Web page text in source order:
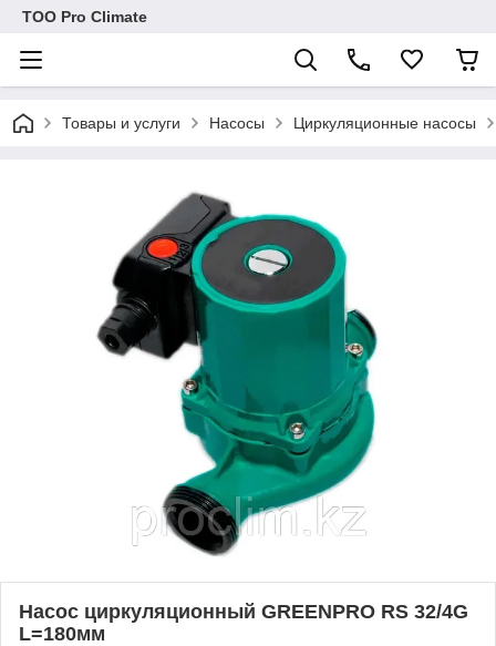
ТОО Pro Climate
Товары и услуги Насосы Циркуляционные насосы
Насос циркуляционный GREENPRO RS 32/4G
L=180мм